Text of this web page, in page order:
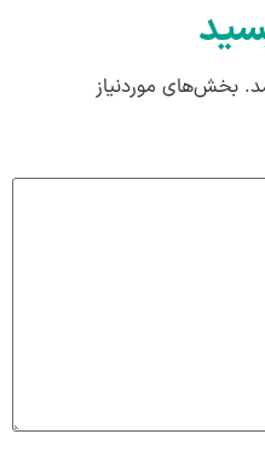
بخش‌های موردنیاز